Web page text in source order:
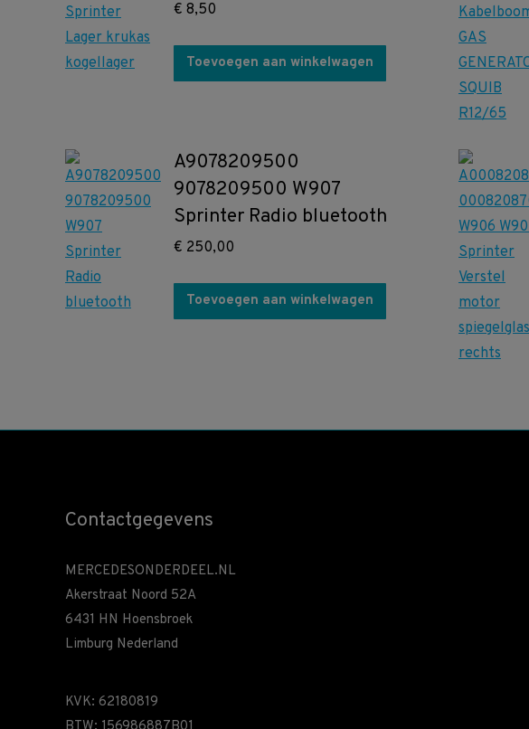
€ 8,50
Toevoegen aan winkelwagen
A9078209500
9078209500 W907
Sprinter Radio bluetooth
€ 250,00
Toevoegen aan winkelwagen
Contactgegevens
MERCEDESONDERDEEL.NL
Akerstraat Noord 52A
6431 HN Hoensbroek
Limburg Nederland
KVK: 62180819